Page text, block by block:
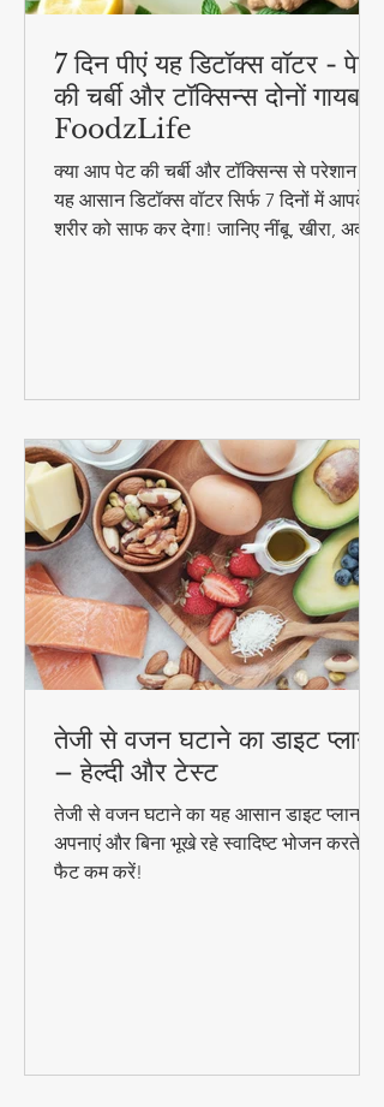
7 दिन पीएं यह डिटॉक्स वॉटर - पेट
की चर्बी और टॉक्सिन्स दोनों गायब! |
FoodzLife
क्या आप पेट की चर्बी और टॉक्सिन्स से परेशान हैं?
यह आसान डिटॉक्स वॉटर सिर्फ 7 दिनों में आपके
शरीर को साफ कर देगा! जानिए नींबू, खीरा, अदरक
तेजी से वजन घटाने का डाइट प्लान
– हेल्दी और टेस्ट
तेजी से वजन घटाने का यह आसान डाइट प्लान
अपनाएं और बिना भूखे रहे स्वादिष्ट भोजन करते हुए
फैट कम करें!